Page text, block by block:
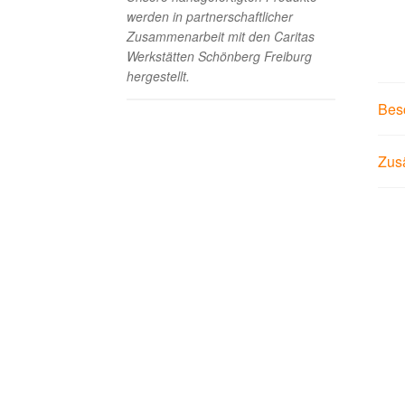
werden in partnerschaftlicher
Zusammenarbeit mit den Caritas
Werkstätten Schönberg Freiburg
hergestellt.